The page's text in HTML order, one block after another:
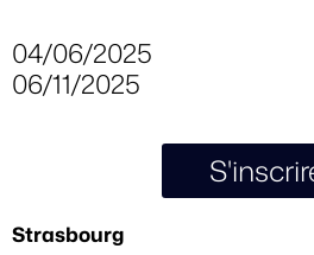
04/06/2025
06/11/2025
Strasbourg